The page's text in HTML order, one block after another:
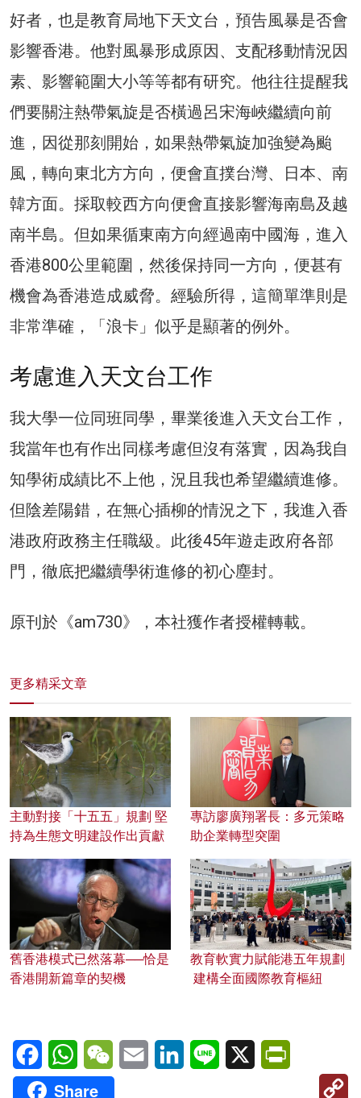
好者，也是教育局地下天文台，預告風暴是否會
影響香港。他對風暴形成原因、支配移動情況因
素、影響範圍大小等等都有研究。他往往提醒我
們要關注熱帶氣旋是否橫過呂宋海峽繼續向前
進，因從那刻開始，如果熱帶氣旋加強變為颱
風，轉向東北方方向，便會直撲台灣、日本、南
韓方面。採取較西方向便會直接影響海南島及越
南半島。但如果循東南方向經過南中國海，進入
香港800公里範圍，然後保持同一方向，便甚有
機會為香港造成威脅。經驗所得，這簡單準則是
非常準確，「浪卡」似乎是顯著的例外。
考慮進入天文台工作
我大學一位同班同學，畢業後進入天文台工作，
我當年也有作出同樣考慮但沒有落實，因為我自
知學術成績比不上他，況且我也希望繼續進修。
但陰差陽錯，在無心插柳的情況之下，我進入香
港政府政務主任職級。此後45年遊走政府各部
門，徹底把繼續學術進修的初心塵封。
原刊於《am730》，本社獲作者授權轉載。
更多精采文章
主動對接「十五五」規劃 堅
持為生態文明建設作出貢獻
專訪廖廣翔署長：多元策略
助企業轉型突圍
舊香港模式已然落幕──恰是
香港開新篇章的契機
教育軟實力賦能港五年規劃
建構全面國際教育樞紐
FacebookWhatsAppWeChatEmail LinkedInLine X
Share